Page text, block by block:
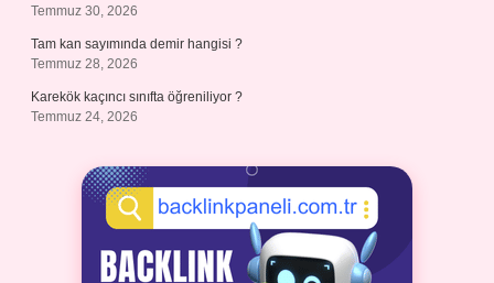
Temmuz 30, 2026
Tam kan sayımında demir hangisi ?
Temmuz 28, 2026
Karekök kaçıncı sınıfta öğreniliyor ?
Temmuz 24, 2026